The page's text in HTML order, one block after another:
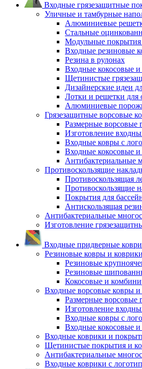
Входные грязезащитные
Уличные и тамбурные
Алюминиевые
Стальные
Модульные
Входные резиновые
Резина в рулонах
Входные кокосовые
Щетинистые
Дизайнерские идеи
Лотки и решетки для
Алюминиевые
Грязезащитные ворсовые
Размерные ворсовые
Изготовление
Входные ковры с
Входные кокосовые
Антибактериальные
Противоскользящие
Противоскользящая
Противоскользящие
Покрытия для
Антискользящая
Антибактериальные
Изготовление
Входные придверные
Резиновые ковры и коврики
Резиновые
Резиновые
Кокосовые и
Входные ворсовые ковры и
Размерные ворсовые
Изготовление
Входные ковры с
Входные кокосовые
Входные коврики и
Щетинистые покрытия и
Антибактериальные
Входные коврики с